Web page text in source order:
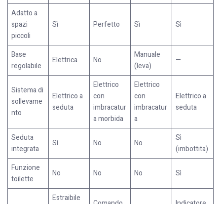
Adatto a
spazi
piccoli
Sì Perfetto Sì Sì
Base
regolabile
Elettrica No
Manuale
(leva)
—
Sistema di
sollevame
nto
Elettrico a
seduta
Elettrico
con
imbracatur
a morbida
Elettrico
con
imbracatur
a
Elettrico a
seduta
Seduta
integrata
Sì No No
Sì
(imbottita)
Funzione
toilette
No No No Sì
Estraibile